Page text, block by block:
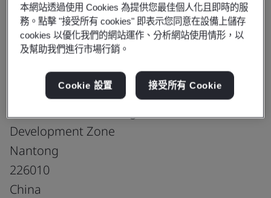
分享: 升級
Marui Weaving (Nantong) Co., Ltd.
No. 80, Garden Harbor Road
Development Zone
Nantong
226010
China
本網站透過使用 Cookies 為提供您最佳個人化且即時的服
務。點擊 "接受所有 cookies" 即表示您同意在設備上儲存
cookies 以優化我們的網站運作、分析網站使用情形，以
及幫助我們進行市場行銷。
Cookie 設置 接受所有 Cookie